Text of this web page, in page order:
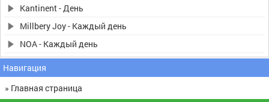
Kantinent - День
Millbery Joy - Каждый день
NOA - Каждый день
Навигация
» Главная страница